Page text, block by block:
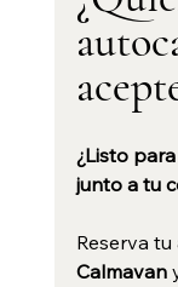
¿Listo
junto a tu
Reserva tu
Calmavan